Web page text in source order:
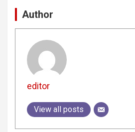
Author
editor
View all posts